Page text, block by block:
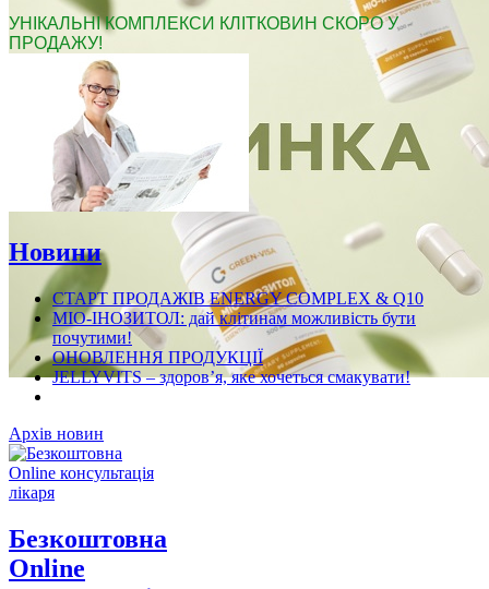
УНІКАЛЬНІ КОМПЛЕКСИ КЛІТКОВИН СКОРО У
ПРОДАЖУ!
Новини
СТАРТ ПРОДАЖІВ ENERGY COMPLEX & Q10
МІО-ІНОЗИТОЛ: дай клітинам можливість бути
почутими!
ОНОВЛЕННЯ ПРОДУКЦІЇ
JELLYVITS – здоров’я, яке хочеться смакувати!
Архів новин
Безкоштовна
Online